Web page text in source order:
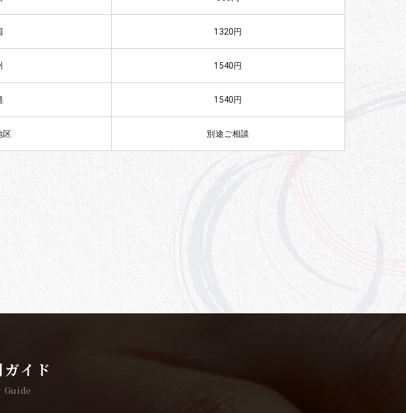
1320円
1540円
1540円
区 別途ご相談
イド
Guide